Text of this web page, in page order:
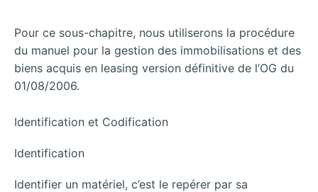
Pour ce sous-chapitre, nous utiliserons la procédure
du manuel pour la gestion des immobilisations et des
biens acquis en leasing version définitive de l’OG du
01/08/2006.
Identification et Codification
Identification
Identifier un matériel, c’est le repérer par sa